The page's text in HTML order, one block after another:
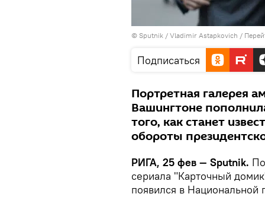
© Sputnik / Vladimir Astapkovich /
Подписаться
Портретная галерея
Вашингтоне
того, как станет
обороты
РИГА, 25 фев — Sputnik.
сериала "Карточный
появился в